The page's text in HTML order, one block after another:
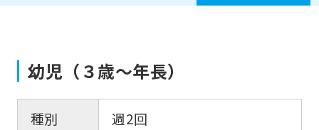
幼児（３歳〜年長）
種別
週2回